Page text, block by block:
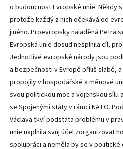
o budoucnost Evropské unie. Někdy
protože každý z nich očekává od
jiného. Proevropsky naladěná Petra
Evropská unie dosud nesplnila cíl,
Jednotlivé evropské národy jsou
a bezpečnosti v Evropě příliš slabé,
propojily v hospodářské a měnové
svou politickou moc a vojenskou sílu
se Spojenými státy v rámci NATO.
Václava tkví podstata problému v
unie naplnila svůj účel zorganizovat
spolupráci a neměla by se v